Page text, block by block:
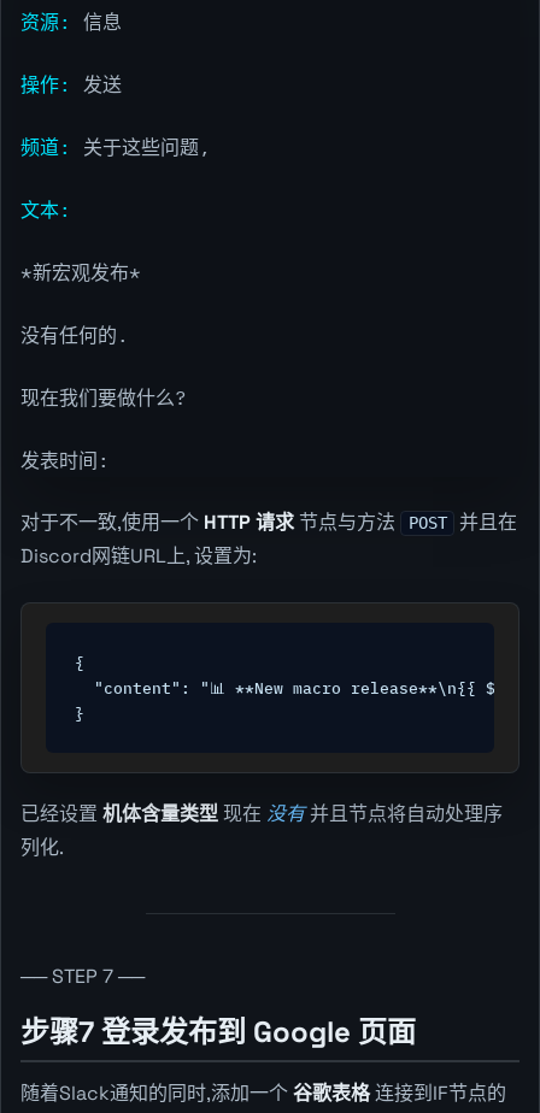
资源: 信息
操作: 发送
频道: 关于这些问题,
文本:
*新宏观发布*
没有任何的.
现在我们要做什么?
发表时间:
对于不一致,使用一个 HTTP 请求 节点与方法 POST
并且在
Discord网链URL上, 设置为:
{
"content": "📊 **New macro release**\n{{
}
已经设置 机体含量类型现在 没有并且节点将自动处理序
列化.
── STEP 7 ──
步骤7 登录发布到 Google 页面
随着Slack通知的同时,添加一个谷歌表格连接到IF节点的